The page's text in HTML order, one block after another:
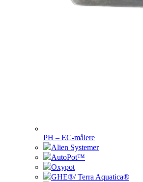
PH – EC-målere
Alien Systemer
AutoPot™
Oxypot
GHE®/ Terra Aquatica®